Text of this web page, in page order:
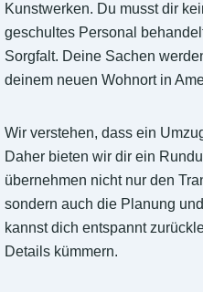
Kunstwerken. Du musst dir
geschultes Personal
Sorgfalt. Deine Sachen
deinem neuen Wohnort in
Wir verstehen, dass ein
Daher bieten wir dir ein
übernehmen nicht nur den
sondern auch die Planung
kannst dich entspannt
Details kümmern.